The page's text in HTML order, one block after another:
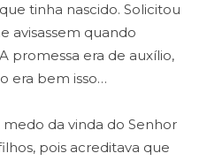
tinha nascido. Solicitou
avisassem quando
promessa era de auxílio,
era bem isso…
da vinda do Senhor
pois acreditava que